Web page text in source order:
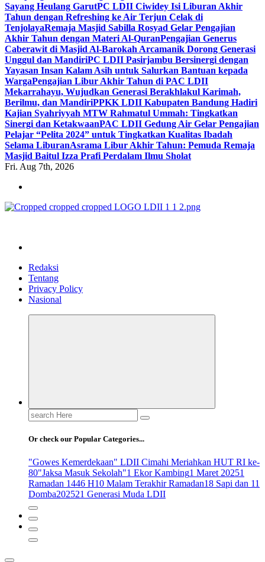
Sayang Heulang GarutPC LDII Ciwidey Isi Liburan Akhir
Tahun dengan Refreshing ke Air Terjun Celak di
TenjolayaRemaja Masjid Sabilla Rosyad Gelar Pengajian
Akhir Tahun dengan Materi Al-QuranPengajian Generus
Caberawit di Masjid Al-Barokah Arcamanik Dorong Generasi
Unggul dan MandiriPC LDII Pasirjambu Bersinergi dengan
Yayasan Insan Kalam Asih untuk Salurkan Bantuan kepada
WargaPengajian Libur Akhir Tahun di PAC LDII
Mekarrahayu, Wujudkan Generasi Berakhlakul Karimah,
Berilmu, dan MandiriPPKK LDII Kabupaten Bandung Hadiri
Kajian Syahriyyah MTW Rahmatul Ummah: Tingkatkan
Sinergi dan KetakwaanPAC LDII Gedung Air Gelar Pengajian
Pelajar “Pelita 2024” untuk Tingkatkan Kualitas Ibadah
Selama LiburanAsrama Libur Akhir Tahun: Pemuda Remaja
Masjid Baitul Izza Prafi Perdalam Ilmu Sholat
Fri. Aug 7th, 2026
Redaksi
Tentang
Privacy Policy
Nasional
Search
for:
Or check our Popular Categories...
"Gowes Kemerdekaan" LDII Cimahi Meriahkan HUT RI ke-
80"Jaksa Masuk Sekolah"1 Ekor Kambing1 Maret 20251
Ramadan 1446 H10 Malam Terakhir Ramadan18 Sapi dan 11
Domba202521 Generasi Muda LDII